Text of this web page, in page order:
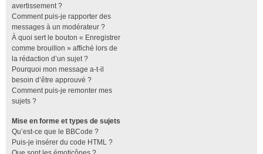
avertissement ?
Comment puis-je rapporter des
messages à un modérateur ?
À quoi sert le bouton « Enregistrer
comme brouillon » affiché lors de
la rédaction d’un sujet ?
Pourquoi mon message a-t-il
besoin d’être approuvé ?
Comment puis-je remonter mes
sujets ?
Mise en forme et types de sujets
Qu’est-ce que le BBCode ?
Puis-je insérer du code HTML ?